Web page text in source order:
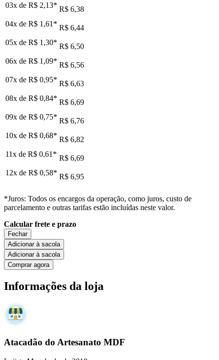
03x de R$ 2,13* R$ 6,38
04x de R$ 1,61 * R$ 6,44
05x de R$ 1,30* R$ 6,50
06x de R$ 1,09* R$ 6,56
07x de R$ 0,95* R$ 6,63
08x de R$ 0,84* R$ 6,69
09x de R$ 0,75* R$ 6,76
10x de R$ 0,68* R$ 6,82
11x de R$ 0,61 * R$ 6,69
12x de R$ 0,58* R$ 6,95
*Juros: Todos os encargos da operação, como juros, custo de
parcelamento e outras tarifas estão incluídas neste valor.
Calcular frete e prazo
Fechar
Adicionar à sacola
Adicionar à sacola
Comprar agora
Informações da loja
Atacadão do Artesanato MDF